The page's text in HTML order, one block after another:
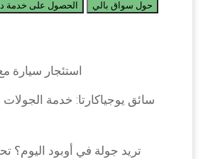
الحصول على خدمة حول سواق بالي
استئجار سيارة
سائق يوجياكارتا: خدمة
تريد جولة في أوبود اليوم؟